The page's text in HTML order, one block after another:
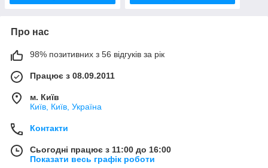
Про нас
98% позитивних з 56 відгуків за рік
Працює з 08.09.2011
м. Київ
Київ, Київ, Україна
Контакти
Сьогодні працює з 11:00 до 16:00
Показати весь графік роботи